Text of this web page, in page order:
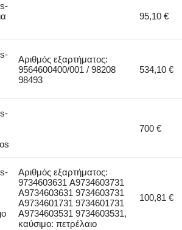
95,10 €
Αριθμός εξαρτήματος:
9564600400/001 / 98208
98493
534,10 €
700 €
Αριθμός εξαρτήματος:
9734603631 A9734603731
A9734603631 9734603731
A9734601731 9734601731
A9734603531 9734603531,
καύσιμο: πετρέλαιο
100,81 €